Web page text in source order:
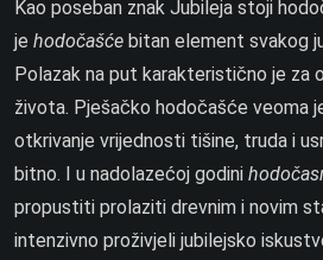
Kao poseban znak Jubileja stoji
je hodočašće bitan element svakog
Polazak na put karakteristično je za
života. Pješačko hodočašće veoma
otkrivanje vrijednosti tišine, truda i
bitno. I u nadolazećoj godini
propustiti prolaziti drevnim i novim
intenzivno proživjeli jubilejsko